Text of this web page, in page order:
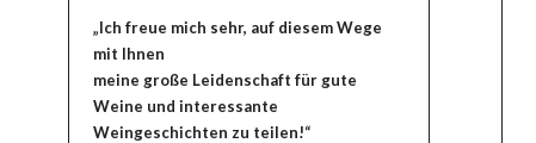
„Ich freue mich sehr, auf diesem Wege
mit Ihnen
meine große Leidenschaft für gute
Weine und interessante
Weingeschichten zu teilen!“